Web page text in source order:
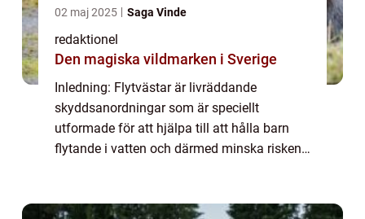
02 maj 2025 Saga Vinde
redaktionel
Den magiska vildmarken i Sverige
Inledning: Flytvästar är livräddande
skyddsanordningar som är speciellt
utformade för att hjälpa till att hålla barn
flytande i vatten och därmed minska risken
flytvästa...